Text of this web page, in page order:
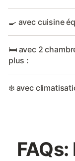
🍳 avec cuisine
🛏️ avec 2
plus :
❄️ avec